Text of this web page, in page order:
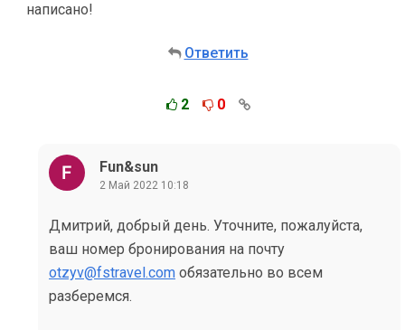
написано!
Ответить
2 0
Fun&sun
2 Май 2022 10:18
Дмитрий, добрый день. Уточните, пожалуйста,
ваш номер бронирования на почту
otzyv@fstravel.com обязательно во всем
разберемся.